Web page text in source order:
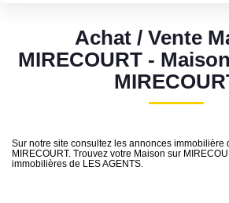
CONTACT
Type de bien
Surface
Achat / Vente
MIRECOURT -
Sur notre site consultez les annonces immobilière
MIRECOURT. Trouvez votre Maison sur
immobilières de LES AGENTS.